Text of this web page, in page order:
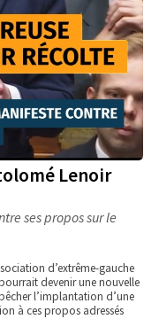
Lenoir
ses propos sur le
d’extrême-gauche
devenir une nouvelle
l’implantation d’une
à ces propos adressés